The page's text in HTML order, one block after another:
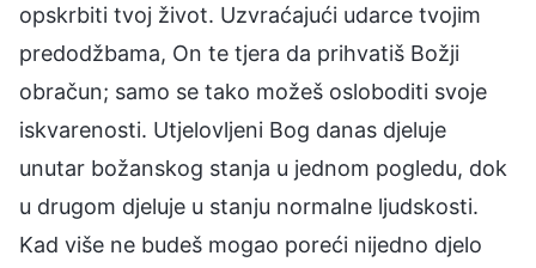
opskrbiti tvoj život. Uzvraćajući udarce tvojim
predodžbama, On te tjera da prihvatiš Božji
obračun; samo se tako možeš osloboditi svoje
iskvarenosti. Utjelovljeni Bog danas djeluje
unutar božanskog stanja u jednom pogledu, dok
u drugom djeluje u stanju normalne ljudskosti.
Kad više ne budeš mogao poreći nijedno djelo